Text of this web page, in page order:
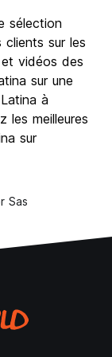
sélection
clients sur les
vidéos des
sur une
à
les meilleures
sur
Sas